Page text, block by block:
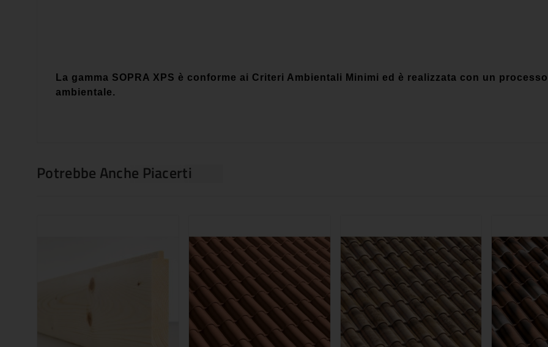
La gamma SOPRA XPS è conforme ai Criteri Ambientali Minimi ed è realizzata con un
ambientale.
Potrebbe Anche Piacerti